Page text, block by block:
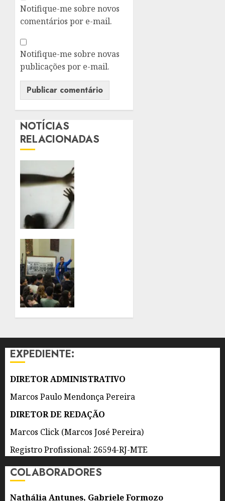
Notifique-me sobre novos
comentários por e-mail.
Notifique-me sobre novas
publicações por e-mail.
NOTÍCIAS
RELACIONADAS
AGOSTO
DE 2026
EXPEDIENTE:
DIRETOR ADMINISTRATIVO
Marcos Paulo Mendonça Pereira
DIRETOR DE REDAÇÃO
Marcos Click (Marcos José Pereira)
Registro Profissional: 26594-RJ-MTE
COLABORADORES
Nathália Antunes, Gabriele Formozo